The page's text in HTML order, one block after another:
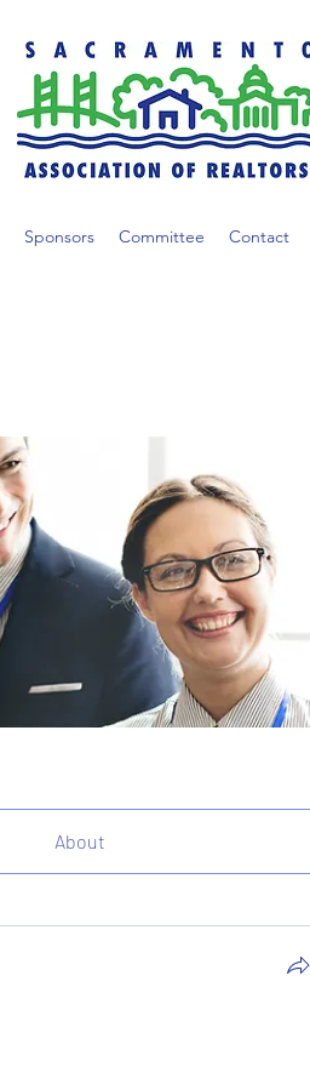
Sponsors Committee Contact
About